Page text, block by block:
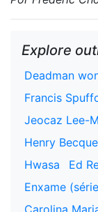
Explore
Deadman
Francis
Jeocaz Lee-
Henry Becque
Hwasa
Ed
Enxame
Carolina